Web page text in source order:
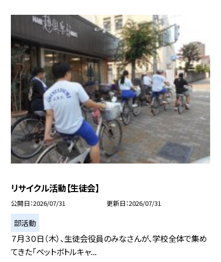
リサイクル活動【生徒会】
公開日 2026/07/31 更新日 2026/07/31
部活動
７月３０日（木）、生徒会役員のみなさんが、学校全体で集め
てきた「ペットボトルキャ...